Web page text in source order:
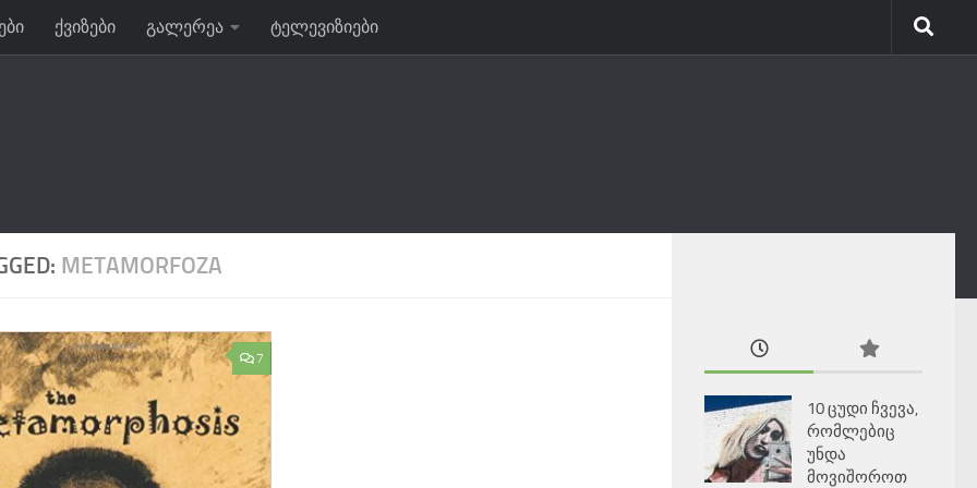
ქვიზები გალერეა ტელევიზიები
METAMORFOZA
7
10 ცუდი ჩვევა,
რომლებიც
უნდა
მოვიშოროთ